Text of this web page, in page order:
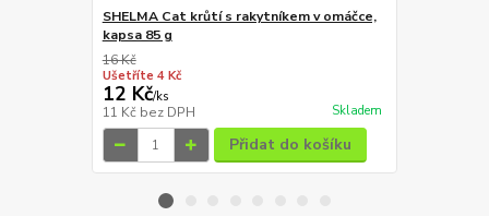
SHELMA Cat krůtí s rakytníkem v omáčce,
kapsa 85 g
16 Kč
Ušetříte 4 Kč
12 Kč/ks
11 Kč bez DPH Skladem
Přidat do košíku